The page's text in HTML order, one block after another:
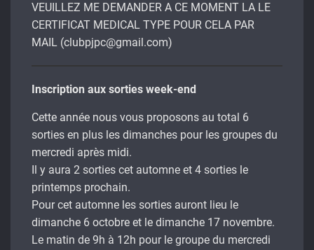
VEUILLEZ ME DEMANDER A CE MOMENT LA LE
CERTIFICAT MEDICAL TYPE POUR CELA PAR
MAIL (clubpjpc@gmail.com)
Inscription aux sorties week-end
Cette année nous vous proposons au total 6
sorties en plus les dimanches pour les groupes du
mercredi après midi.
Il y aura 2 sorties cet automne et 4 sorties le
printemps prochain.
Pour cet automne les sorties auront lieu le
dimanche 6 octobre et le dimanche 17 novembre.
Le matin de 9h à 12h pour le groupe du mercredi